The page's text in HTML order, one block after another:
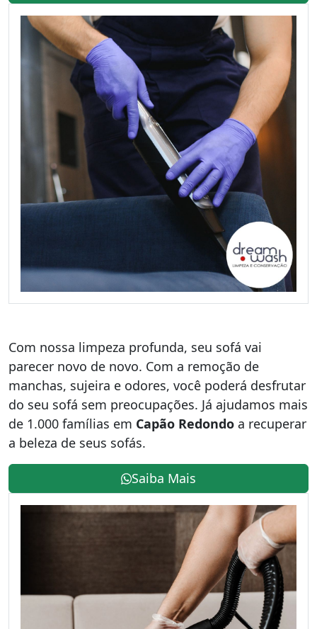
Com nossa limpeza profunda, seu sofá vai
parecer novo de novo. Com a remoção de
manchas, sujeira e odores, você poderá desfrutar
do seu sofá sem preocupações. Já ajudamos mais
de 1.000 famílias em Capão Redondo a recuperar
a beleza de seus sofás.
Saiba Mais